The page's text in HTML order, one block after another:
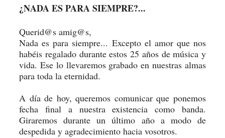
¿NADA ES PARA SIEMPRE?...
Querid@s amig@s,
Nada es para siempre... Excepto el amor que nos
habéis regalado durante estos 25 años de música y
vida. Ese lo llevaremos grabado en nuestras almas
para toda la eternidad.
A día de hoy, queremos comunicar que ponemos
fecha final a nuestra existencia como banda.
Giraremos durante un último año a modo de
despedida y agradecimiento hacia vosotros.